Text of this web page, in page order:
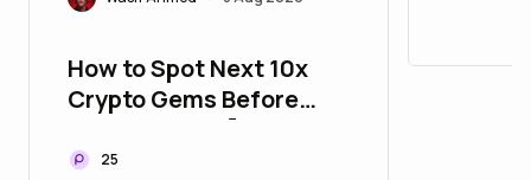
How to Spot Next 10x
Crypto Gems Before
They Explode 🚀
25